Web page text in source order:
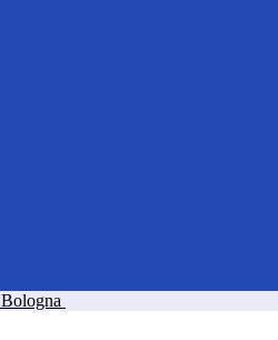
Bologna